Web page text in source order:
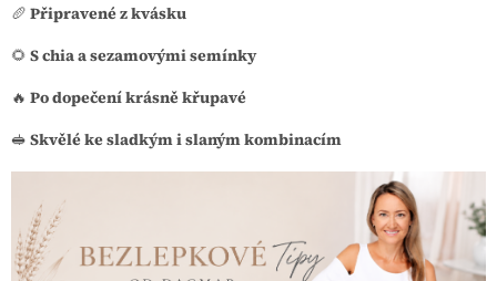
🥖 Připravené z kvásku
🌻 S chia a sezamovými semínky
🔥 Po dopečení krásně křupavé
🥪 Skvělé ke sladkým i slaným kombinacím